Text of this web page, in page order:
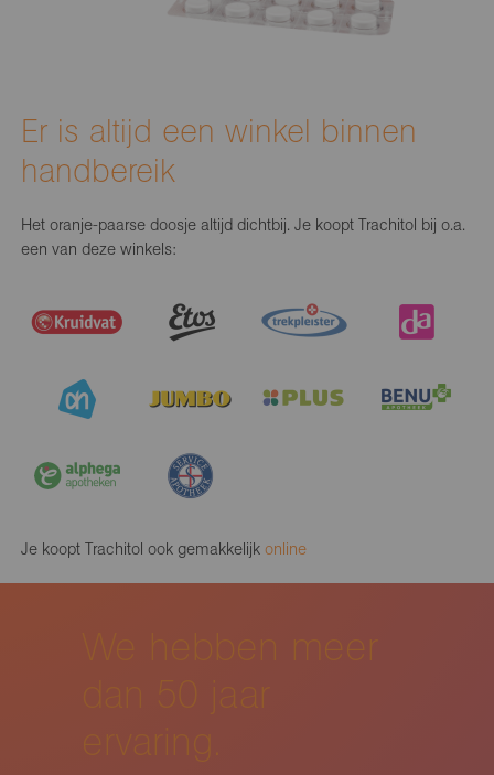
Er is altijd een winkel binnen
handbereik
Het oranje-paarse doosje altijd dichtbij. Je koopt Trachitol bij o.a.
een van deze winkels:
Je koopt Trachitol ook gemakkelijk online